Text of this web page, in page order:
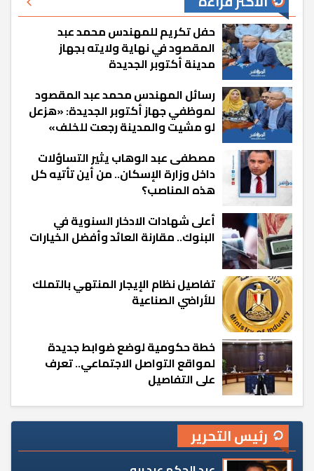
حفل تكريم للمهندس محمد عبد
المقصود في نهاية ولايته بجهاز
مدينة أكتوبر الجديدة
رسائل المهندس محمد عبد المقصود
لموظفي جهاز أكتوبر الجديدة: «هزعل
لو مشيت والمدينة رجعت للخلف»
مصطفى عبد الوهاب يثير التساؤلات
داخل وزارة الإسكان.. من أين تأتيه كل
هذه المناصب؟
أعلى شهادات الادخار السنوية في
البنوك.. مقارنة العائد وأفضل الخيارات
تفاصيل نظام الإيجار المنتهي بالتملك
للأراضي الصناعية
خطة حكومية لوضع ضوابط جديدة
لمواقع التواصل الاجتماعي.. تعرف
على التفاصيل
رئيس التحرير